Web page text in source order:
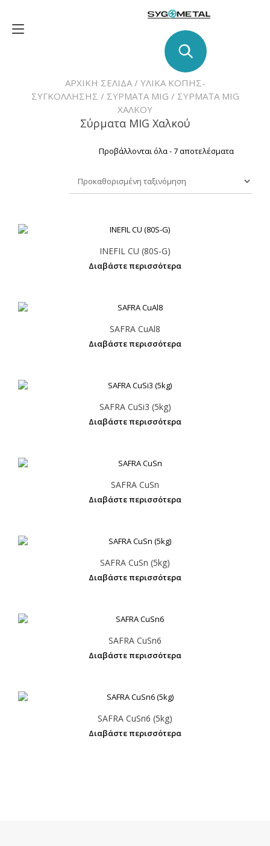
contentToggle
ΑΡΧΙΚΉ ΣΕΛΊΔΑ/ ΥΛΙΚΑ ΚΟΠΗΣ-
ΣΥΓΚΟΛΛΗΣΗΣ / ΣΎΡΜΑΤΑ MIG / ΣΎΡΜΑΤΑ MIG
ΧΑΛΚΟΎ
Σύρματα MIG Χαλκού
Προβάλλονται όλα - 7 αποτελέσματα
INEFIL CU (80S-G)
Διαβάστε περισσότερα
SAFRA CuAl8
Διαβάστε περισσότερα
SAFRA CuSi3 (5kg)
Διαβάστε περισσότερα
SAFRA CuSn
Διαβάστε περισσότερα
SAFRA CuSn (5kg)
Διαβάστε περισσότερα
SAFRA CuSn6
Διαβάστε περισσότερα
SAFRA CuSn6 (5kg)
Διαβάστε περισσότερα